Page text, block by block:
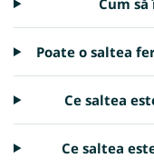
Cum
Poate o saltea
Ce saltea
Ce saltea